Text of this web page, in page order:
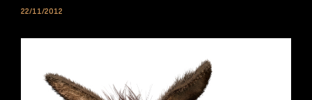
22/11/2012